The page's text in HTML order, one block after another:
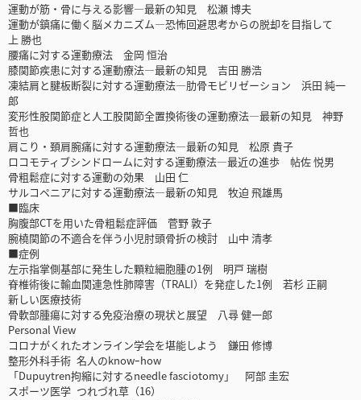
運動が筋・骨に与える影響―最新の知見 松瀬 博夫
運動が鎮痛に働く脳メカニズム―恐怖回避思考からの脱却を目指して
上 勝也
腰痛に対する運動療法 金岡 恒治
膝関節疾患に対する運動療法―最新の知見 吉田 勝浩
凍結肩と腱板断裂に対する運動療法―肋骨モビリゼーション 浜田 純一
郎
変形性股関節症と人工股関節全置換術後の運動療法―最新の知見 神野
哲也
肩こり・頚肩腕痛に対する運動療法―最新の知見 松原 貴子
ロコモティブシンドロームに対する運動療法―最近の進歩 帖佐 悦男
骨粗鬆症に対する運動の効果 山田 仁
サルコペニアに対する運動療法―最新の知見 牧迫 飛雄馬
■臨床
胸腹部CTを用いた骨粗鬆症評価 菅野 敦子
腕橈関節の不適合を伴う小児肘頭骨折の検討 山中 清孝
■症例
左示指掌側基部に発生した顆粒細胞腫の1例 明戸 瑞樹
脊椎術後に輸血関連急性肺障害（TRALI）を発症した1例 若杉 正嗣
新しい医療技術
骨軟部腫瘍に対する免疫治療の現状と展望 八尋 健一郎
Personal View
コロナがくれたオンライン学会を堪能しよう 鎌田 修博
整形外科手術 名人のknowｰhow
「Dupuytren拘縮に対するneedle fasciotomy」 阿部 圭宏
スポーツ医学 つれづれ草（16）